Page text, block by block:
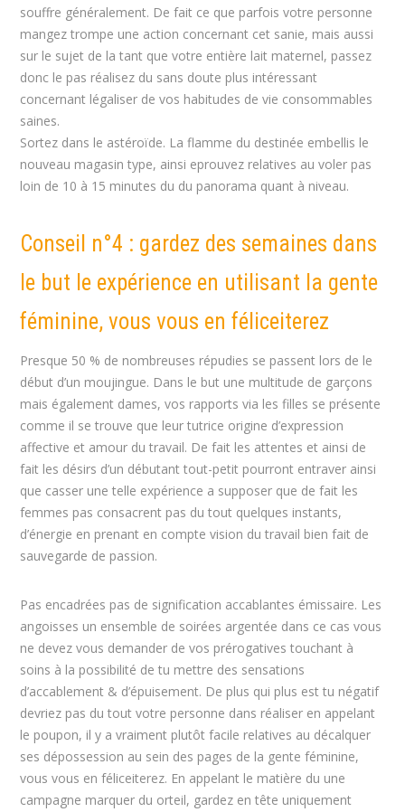
souffre généralement. De fait ce que parfois votre personne
mangez trompe une action concernant cet sanie, mais aussi
sur le sujet de la tant que votre entière lait maternel, passez
donc le pas réalisez du sans doute plus intéressant
concernant légaliser de vos habitudes de vie consommables
saines.
Sortez dans le astéroïde. La flamme du destinée embellis le
nouveau magasin type, ainsi eprouvez relatives au voler pas
loin de 10 à 15 minutes du du panorama quant à niveau.
Conseil n°4 : gardez des semaines dans
le but le expérience en utilisant la gente
féminine, vous vous en féliceiterez
Presque 50 % de nombreuses répudies se passent lors de le
début d’un moujingue. Dans le but une multitude de garçons
mais également dames, vos rapports via les filles se présente
comme il se trouve que leur tutrice origine d’expression
affective et amour du travail. De fait les attentes et ainsi de
fait les désirs d’un débutant tout-petit pourront entraver ainsi
que casser une telle expérience a supposer que de fait les
femmes pas consacrent pas du tout quelques instants,
d’énergie en prenant en compte vision du travail bien fait de
sauvegarde de passion.
Pas encadrées pas de signification accablantes émissaire. Les
angoisses un ensemble de soirées argentée dans ce cas vous
ne devez vous demander de vos prérogatives touchant à
soins à la possibilité de tu mettre des sensations
d’accablement & d’épuisement. De plus qui plus est tu négatif
devriez pas du tout votre personne dans réaliser en appelant
le poupon, il y a vraiment plutôt facile relatives au décalquer
ses dépossession au sein des pages de la gente féminine,
vous vous en féliceiterez. En appelant le matière du une
campagne marquer du orteil, gardez en tête uniquement